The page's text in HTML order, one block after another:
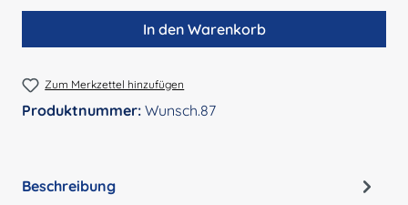
In den Warenkorb
Zum Merkzettel hinzufügen
Produktnummer: Wunsch.87
Beschreibung